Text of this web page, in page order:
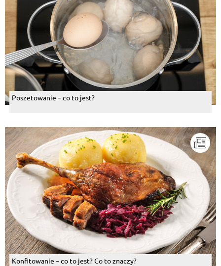
Poszetowanie – co to jest?
Konfitowanie – co to jest? Co to znaczy?